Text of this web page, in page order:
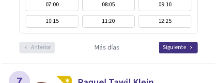
07:00 08:05
09:10
10:15
11:20 12:25
Anterior Más días Siguiente